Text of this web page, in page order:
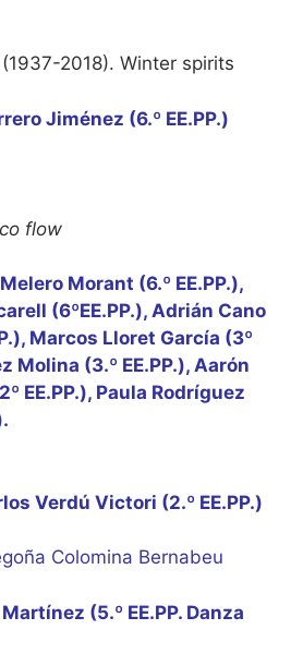
(1937-2018). Winter spirits
Jiménez (6.º EE.PP.)
flow
Morant (6.º EE.PP.),
(6ºEE.PP.), Adrián Cano
Marcos Lloret García (3º
Molina (3.º EE.PP.), Aarón
EE.PP.), Paula Rodríguez
EE.PP.).
Verdú Victori (2.º EE.PP.)
Colomina Bernabeu
(5.º EE.PP. Danza